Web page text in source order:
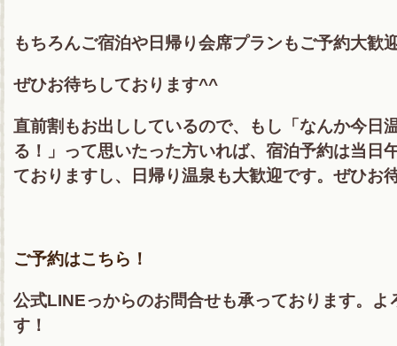
もちろんご宿泊や日帰り会席プランもご予約大歓
ぜひお待ちしております^^
直前割もお出ししているので、もし「なんか今日
る！」って思いたった方いれば、宿泊予約は当日
ておりますし、日帰り温泉も大歓迎です。ぜひお
ご予約はこちら！
公式LINEっからのお問合せも承っております。よ
す！